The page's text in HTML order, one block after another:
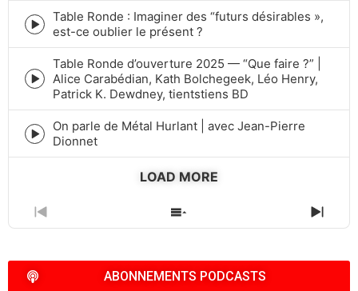
Episode
play
icon
Table Ronde : Imaginer des “futurs désirables »,
est-ce oublier le présent ?
Episode
play
Table Ronde d’ouverture 2025 — “Que faire ?” |
Alice Carabédian, Kath Bolchegeek, Léo Henry,
Patrick K. Dewdney, tientstiens BD
Episode
play
On parle de Métal Hurlant | avec Jean-Pierre
Dionnet
LOAD MORE
PREVIOUS
EPISODE
SHOW
EPISODES
NEXT
ABONNEMENTS PODCASTS